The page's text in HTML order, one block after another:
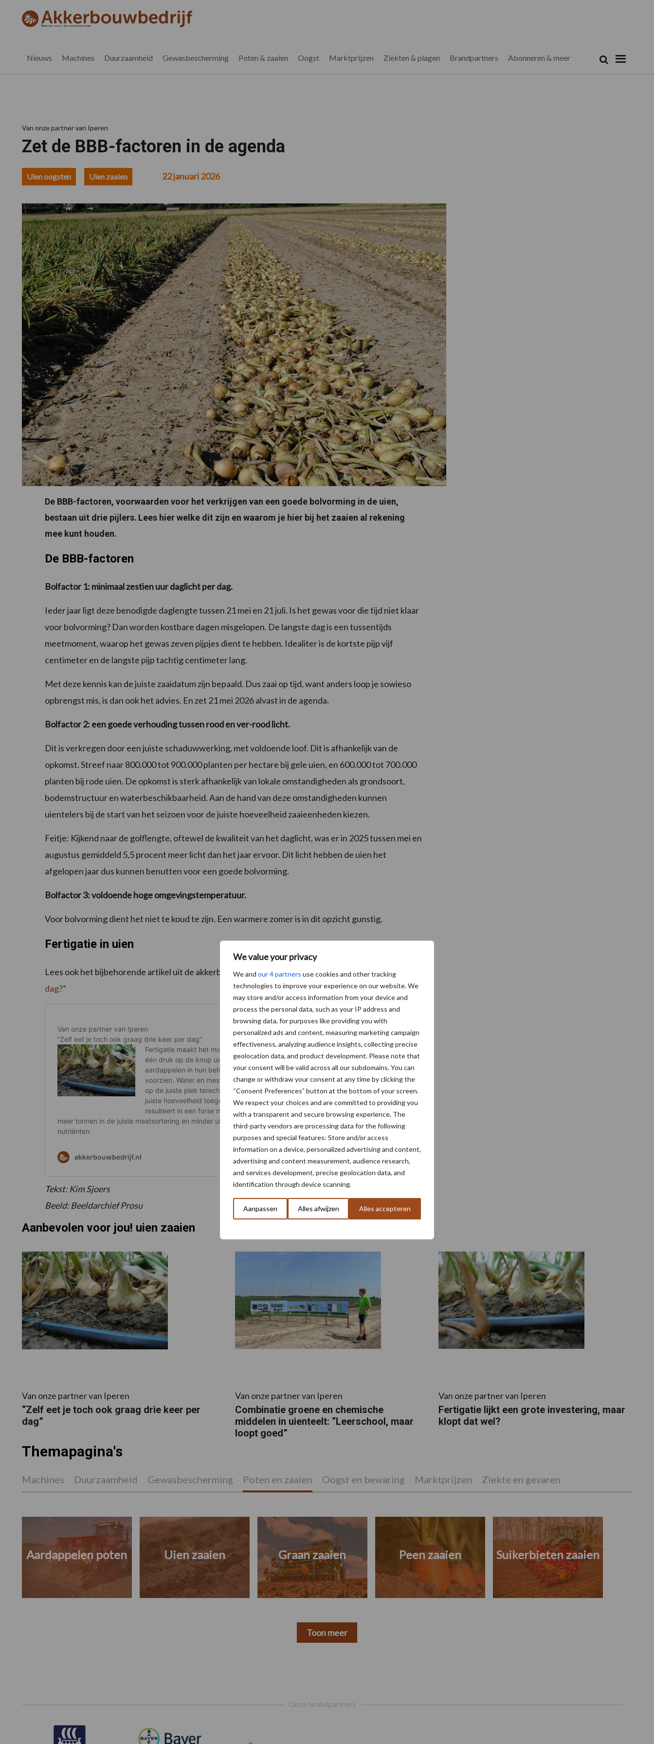
We value your privacy
We and our 4 partners use cookies and other tracking
technologies to improve your experience on our website. We
may store and/or access information from your device and
process the personal data, such as your IP address and
browsing data, for purposes like providing you with
personalized ads and content, measuring marketing campaign
effectiveness, analyzing audience insights, collecting precise
geolocation data, and product development. Please note that
your consent will be valid across all our subdomains. You can
change or withdraw your consent at any time by clicking the
“Consent Preferences” button at the bottom of your screen.
We respect your choices and are committed to providing you
with a transparent and secure browsing experience. The
third-party vendors are processing data for the following
purposes and special features: Store and/or access
information on a device, personalized advertising and content,
advertising and content measurement, audience research,
and services development, precise geolocation data, and
identification through device scanning.
Aanpassen Alles afwijzen Alles accepteren
hoofdnavigatie
eerste
voettekst
akkerbouwbedrijf.nl
Nieuws Machines Duurzaamheid Gewasbescherming Poten & zaaien Oogst Marktprijzen Ziekten & plagen Brandpartners Abonneren & meer Zoek
Van onze partner van Iperen
Zet de BBB-factoren in de agenda
Uien oogsten Uien zaaien 22 januari 2026
De BBB-factoren, voorwaarden voor het verkrijgen van een goede bolvorming in de uien,
bestaan uit drie pijlers. Lees hier welke dit zijn en waarom je hier bij het zaaien al rekening
mee kunt houden.
De BBB-factoren
Bolfactor 1: minimaal zestien uur daglicht per dag.
Ieder jaar ligt deze benodigde daglengte tussen 21 mei en 21 juli. Is het gewas voor die tijd niet klaar
voor bolvorming? Dan worden kostbare dagen misgelopen. De langste dag is een tussentijds
meetmoment, waarop het gewas zeven pijpjes dient te hebben. Idealiter is de kortste pijp vijf
centimeter en de langste pijp tachtig centimeter lang.
Met deze kennis kan de juiste zaaidatum zijn bepaald. Dus zaai op tijd, want anders loop je sowieso
opbrengst mis, is dan ook het advies. En zet 21 mei 2026 alvast in de agenda.
Bolfactor 2: een goede verhouding tussen rood en ver-rood licht.
Dit is verkregen door een juiste schaduwwerking, met voldoende loof. Dit is afhankelijk van de
opkomst. Streef naar 800.000 tot 900.000 planten per hectare bij gele uien, en 600.000 tot 700.000
planten bij rode uien. De opkomst is sterk afhankelijk van lokale omstandigheden als grondsoort,
bodemstructuur en waterbeschikbaarheid. Aan de hand van deze omstandigheden kunnen
uientelers bij de start van het seizoen voor de juiste hoeveelheid zaaieenheden kiezen.
Feitje: Kijkend naar de golflengte, oftewel de kwaliteit van het daglicht, was er in 2025 tussen mei en
augustus gemiddeld 5,5 procent meer licht dan het jaar ervoor. Dit licht hebben de uien het
afgelopen jaar dus kunnen benutten voor een goede bolvorming.
Bolfactor 3: voldoende hoge omgevingstemperatuur.
Voor bolvorming dient het niet te koud te zijn. Een warmere zomer is in dit opzicht gunstig.
Fertigatie in uien
Lees ook het bijbehorende artikel uit de akkerbouwkrant:“Zelf eet je toch ook graag drie keer per
dag?”
Tekst: Kim Sjoers
Beeld: Beeldarchief Prosu
Aanbevolen voor jou! uien zaaien
Van onze partner van Iperen
“Zelf eet je toch ook graag drie keer per
dag”
Van onze partner van Iperen
Combinatie groene en chemische
middelen in uienteelt: “Leerschool, maar
loopt goed”
Van onze partner van Iperen
Fertigatie lijkt een grote investering, maar
klopt dat wel?
Themapagina's
Machines Duurzaamheid Gewasbescherming Poten en zaaien Oogst en bewaring Marktprijzen Ziekte en gevaren
Aardappelen poten Uien zaaien Graan zaaien Peen zaaien Suikerbieten zaaien
Toon meer
Onze brandpartners